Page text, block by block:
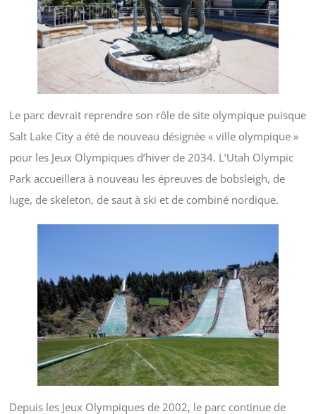
Le parc devrait reprendre son rôle de site olympique puisque
Salt Lake City a été de nouveau désignée « ville olympique »
pour les Jeux Olympiques d’hiver de 2034. L’Utah Olympic
Park accueillera à nouveau les épreuves de bobsleigh, de
luge, de skeleton, de saut à ski et de combiné nordique.
Depuis les Jeux Olympiques de 2002, le parc continue de